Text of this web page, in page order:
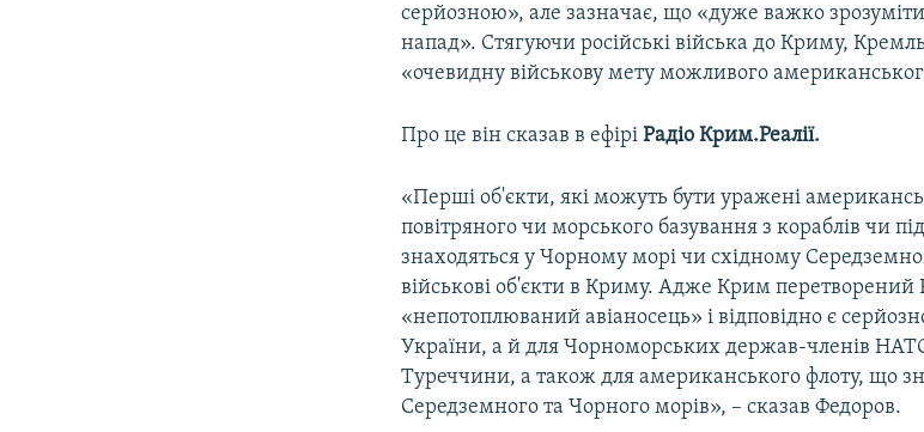
серйозною», але зазначає, що «дуже важко
напад». Стягуючи російські війська до Криму, Кремль
«очевидну військову мету можливого
Про це він сказав в ефірі Радіо Крим.Реалії.
«Перші об'єкти, які можуть бути уражені
повітряного чи морського базування з кораблів чи
знаходяться у Чорному морі чи східному
військові об'єкти в Криму. Адже Крим перетворений
«непотоплюваний авіаносець» і відповідно є
України, а й для Чорноморських держав-членів
Туреччини, а також для американського флоту, що
Середземного та Чорного морів», – сказав Федоров.